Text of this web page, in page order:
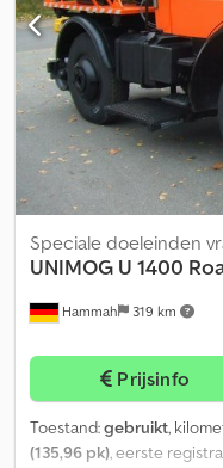
Spiralfederung
Leergewicht:7.730 Kg.,
Cm B-240 Cm H-40 Cm.
Annshlusse Vorne
Mit Funkfernbedienung
Kg.,4.20 Mtr: 2.440 Kg.,5.90
Mtr.:980 Kg. Irrtümer /
Vorbehalten
Hammah 319 km
Speciale doeleinden
UNIMOG U 1400
Prijsinfo
Toestand:gebruikt,
(135,96 pk), eerste